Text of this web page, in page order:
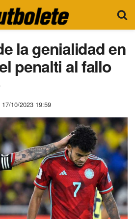
la genialidad en
penalti al fallo
17/10/2023 19:59